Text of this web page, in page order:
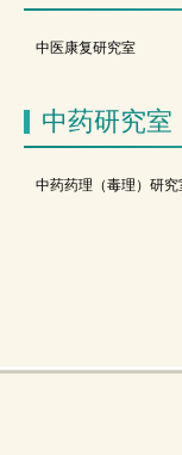
中医康复研究室
中药研究室
中药药理（毒理）研究